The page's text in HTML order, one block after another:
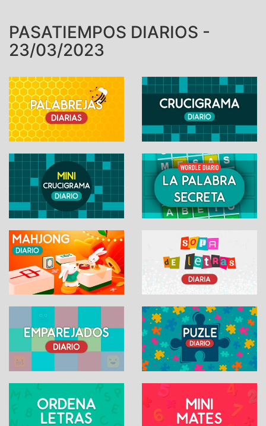
PASATIEMPOS DIARIOS -
23/03/2023